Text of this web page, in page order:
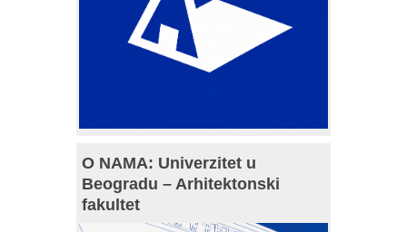
O NAMA: Univerzitet u
Beogradu – Arhitektonski
fakultet